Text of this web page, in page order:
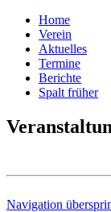
Home
Verein
Aktuelles
Termine
Berichte
Spalt früher
Navigation